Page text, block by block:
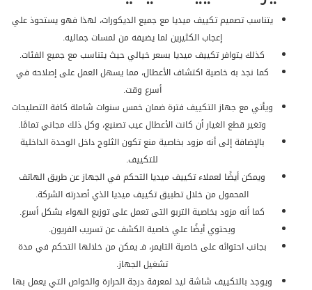
يتناسب تصميم تكييف ميديا مع جميع الديكورات، لهذا فهو يستحوذ علي
إعجاب الكثيرين لما يضيفه من لمسات جماليه.
كذلك يتوافر تكييف ميديا بسعر خيالي حيث يتناسب مع جميع الفئات.
كما نجد به خاصية اكتشاف الأعطال، مما يسهل العمل على إصلاحه في
أسرع وقت.
ويأتي مع جهاز التكييف فترة ضمان خمس سنوات شاملة كافة التصليحات
وتغير قطع الغيار أن كانت الأعطال عيب تصنيع، وكل ذلك مجاني تمامًا.
بالإضافة إلى أنه مزود بخاصية منع تكون الثلوج داخل الوحدة الداخلية
للتكييف.
ويمكن أيضًا لعملاء تكييف ميديا التحكم في الجهاز عن طريق الهاتف
المحمول من خلال تطبيق تكييف ميديا الذي أصدرته الشركة.
كما أنه مزود بخاصية التربو التى تعمل على توزيع الهواء بشكل أسرع.
ويحتوي أيضًا علي خاصية الكشف عن تسريب الفريون.
بجانب احتوائه على خاصية التايمر، فـ يمكن من خلالها التحكم في مدة
تشغيل الجهاز.
ويوجد بالتكييف شاشة ليد لمعرفة درجة الحرارة والخواص التي يعمل بها